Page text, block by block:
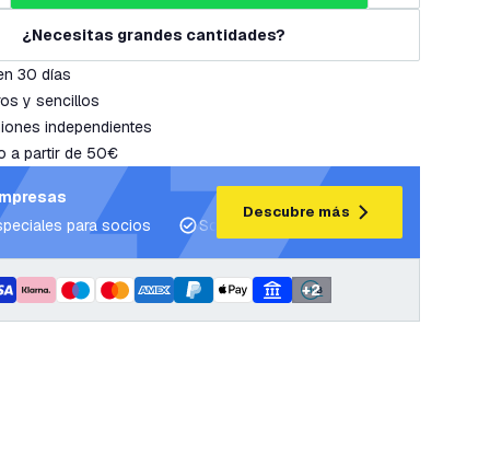
¿Necesitas grandes cantidades?
30 días
y sencillos
independientes
a partir de 50€
para socios
Soporte para proyectos y planes de
Descubre más
+2